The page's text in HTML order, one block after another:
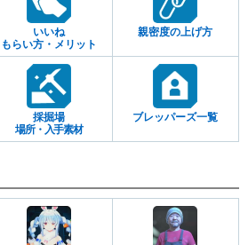
いいね
もらい方・メリット
親密度の上げ方
採掘場
場所・入手素材
ブレッパーズ一覧